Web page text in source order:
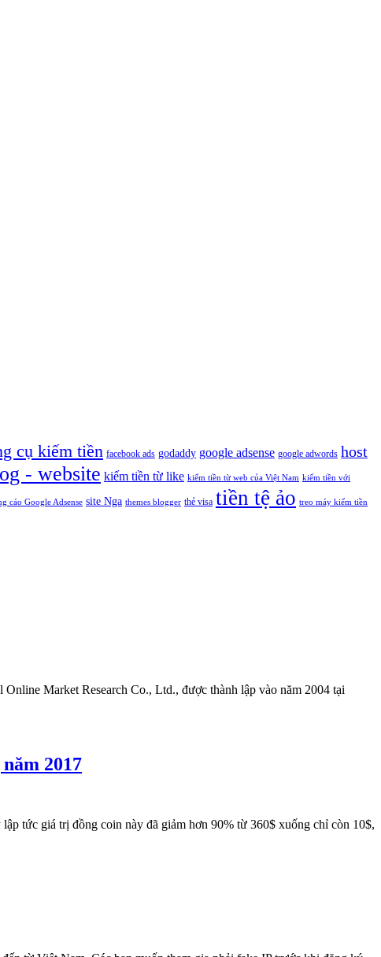
cụ kiếm tiền facebook ads godaddy google adsense google adwords host
- website kiếm tiền từ like kiếm tiền từ web của Việt Nam kiếm tiền với
cáo Google Adsense site Nga themes blogger thẻ visa tiền tệ ảo treo máy kiếm tiền
Market Research Co., Ltd., được thành lập vào năm 2004 tại
2017
tức giá trị đồng coin này đã giảm hơn 90% từ 360$ xuống chỉ còn 10$,